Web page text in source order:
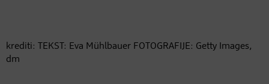
krediti: TEKST: Eva Mühlbauer FOTOGRAFIJE: Getty Images,
dm